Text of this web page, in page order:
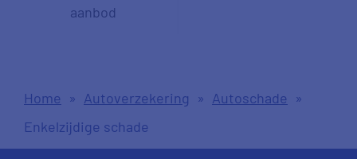
aanbod
Home » Autoverzekering » Autoschade »
Enkelzijdige schade